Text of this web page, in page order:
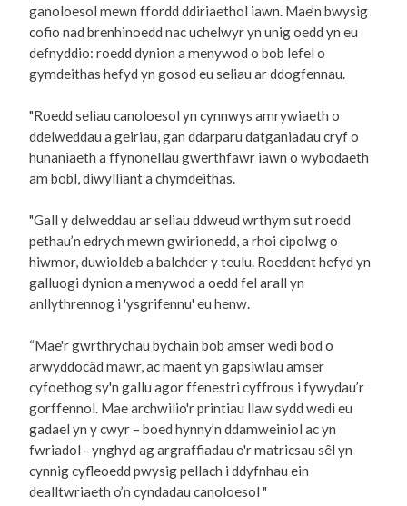
ganoloesol mewn ffordd ddiriaethol iawn. Mae’n bwysig
cofio nad brenhinoedd nac uchelwyr yn unig oedd yn eu
defnyddio: roedd dynion a menywod o bob lefel o
gymdeithas hefyd yn gosod eu seliau ar ddogfennau.
"Roedd seliau canoloesol yn cynnwys amrywiaeth o
ddelweddau a geiriau, gan ddarparu datganiadau cryf o
hunaniaeth a ffynonellau gwerthfawr iawn o wybodaeth
am bobl, diwylliant a chymdeithas.
"Gall y delweddau ar seliau ddweud wrthym sut roedd
pethau’n edrych mewn gwirionedd, a rhoi cipolwg o
hiwmor, duwioldeb a balchder y teulu. Roeddent hefyd yn
galluogi dynion a menywod a oedd fel arall yn
anllythrennog i 'ysgrifennu' eu henw.
“Mae'r gwrthrychau bychain bob amser wedi bod o
arwyddocâd mawr, ac maent yn gapsiwlau amser
cyfoethog sy'n gallu agor ffenestri cyffrous i fywydau’r
gorffennol. Mae archwilio'r printiau llaw sydd wedi eu
gadael yn y cwyr – boed hynny’n ddamweiniol ac yn
fwriadol - ynghyd ag argraffiadau o'r matricsau sêl yn
cynnig cyfleoedd pwysig pellach i ddyfnhau ein
dealltwriaeth o’n cyndadau canoloesol "